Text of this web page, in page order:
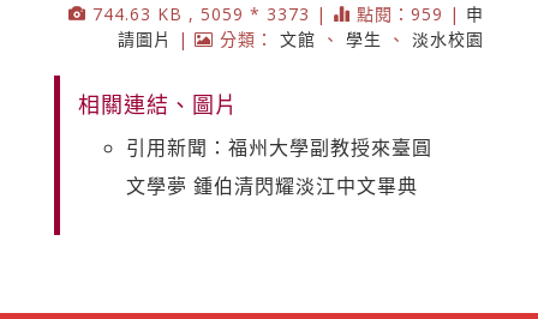
744.63 KB , 5059 * 3373 | 點閱：959 | 申
請圖片
| 分類： 文館 、 學生 、 淡水校園
相關連結、圖片
引用新聞：福州大學副教授來臺圓
文學夢 鍾伯清閃耀淡江中文畢典